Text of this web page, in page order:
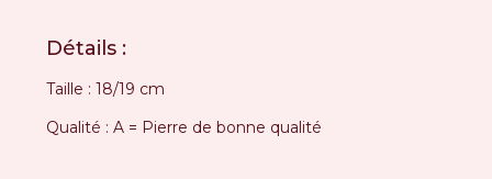
Détails :
Taille : 18/19 cm
Qualité : A = Pierre de bonne qualité